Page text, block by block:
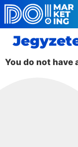
You do not have